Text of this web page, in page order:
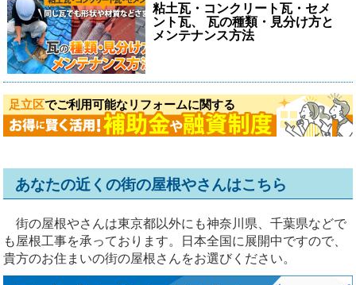
粘土瓦・コンクリート瓦・セメ
ント瓦、 瓦の種類・見分け方と
メンテナンス方法
足立区でご利用可能なリフォームに関する
あなたの近くの街の屋根やさんはこちら
街の屋根やさんは東京都以外にも神奈川県、千葉県などで
も屋根工事を承っております。日本全国に展開中ですので、
貴方のお住まいの街の屋根さんをお選びください。